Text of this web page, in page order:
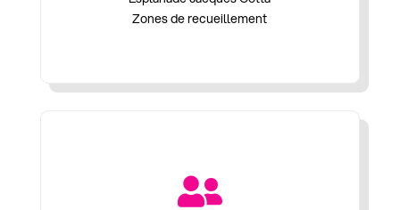
Zones de recueillement
